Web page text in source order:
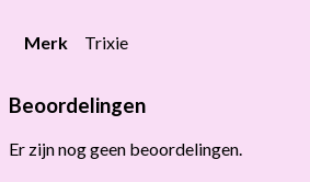
Merk Trixie
Beoordelingen
Er zijn nog geen beoordelingen.